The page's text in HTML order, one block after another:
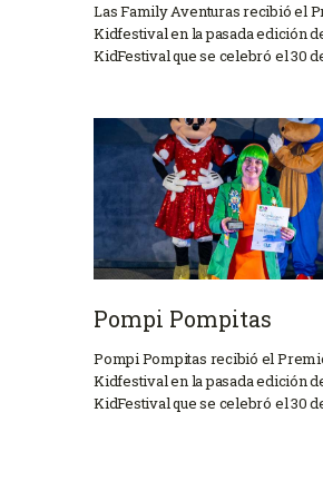
Las Family Aventuras recibió el
Kidfestival en la pasada edición
KidFestival que se celebró el 30
Pompi Pompitas
Pompi Pompitas recibió el
Kidfestival en la pasada edición
KidFestival que se celebró el 30